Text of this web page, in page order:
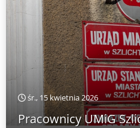
śr., 15 kwietnia 2026
Pracownicy UMiG